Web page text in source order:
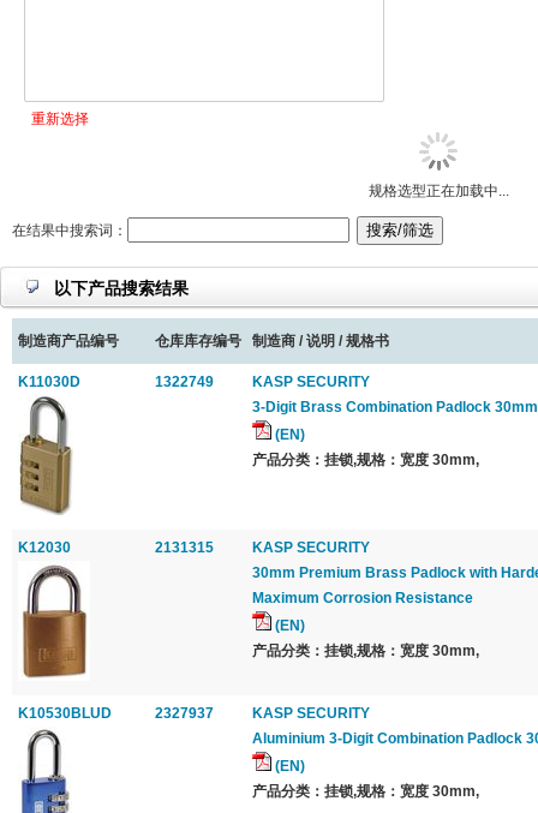
重新选择
规格选型正在加载中...
在结果中搜索词：
以下产品搜索结果
制造商产品编号 仓库库存编号 制造商 / 说明 / 规格书
K11030D 1322749
KASP SECURITY
3-Digit Brass Combination Padlock 30mm
(EN)
产品分类：挂锁,规格：宽度 30mm,
K12030 2131315
KASP SECURITY
30mm Premium Brass Padlock with
Maximum Corrosion Resistance
(EN)
产品分类：挂锁,规格：宽度 30mm,
K10530BLUD 2327937
KASP SECURITY
Aluminium 3-Digit Combination Padlock
(EN)
产品分类：挂锁,规格：宽度 30mm,